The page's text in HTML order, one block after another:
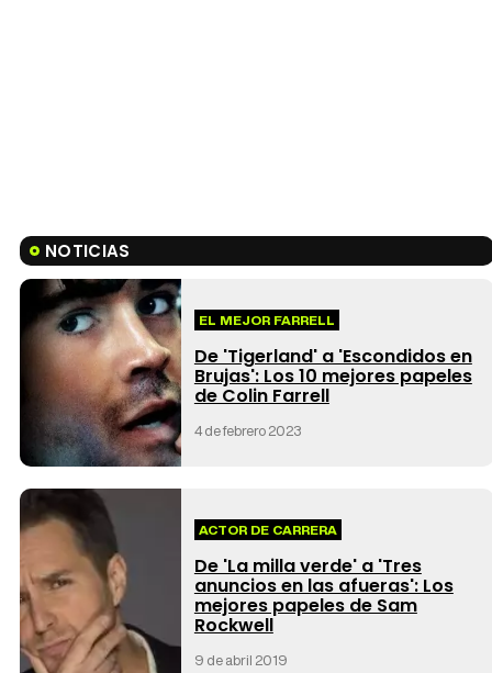
NOTICIAS
EL MEJOR FARRELL
De 'Tigerland' a 'Escondidos en
Brujas': Los 10 mejores papeles
de Colin Farrell
4 de febrero 2023
ACTOR DE CARRERA
De 'La milla verde' a 'Tres
anuncios en las afueras': Los
mejores papeles de Sam
Rockwell
9 de abril 2019